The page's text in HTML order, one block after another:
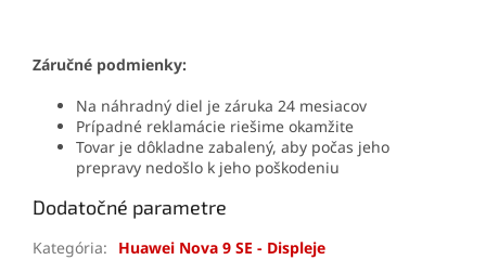
Záručné podmienky:
Na náhradný diel je záruka 24 mesiacov
Prípadné reklamácie riešime okamžite
Tovar je dôkladne zabalený, aby počas jeho
prepravy nedošlo k jeho poškodeniu
Dodatočné parametre
Kategória:
Huawei Nova 9 SE - Displeje